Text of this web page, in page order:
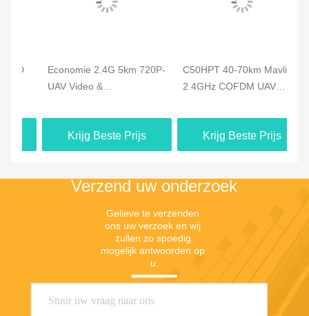
Economie 2.4G 5km 720P-
UAV Video &
Hommel de Videozender
HDMI - verbinding
Krijg Beste Prijs
C50HPT 40-70km Mavlink
2.4GHz COFDM UAV
langeafstand UP/Downlink
Krijg Beste Prijs
Verzend uw onderzoek
Gelieve te verzenden
ons uw verzoek en wij
zullen zo spoedig
mogelijk antwoorden op
u.